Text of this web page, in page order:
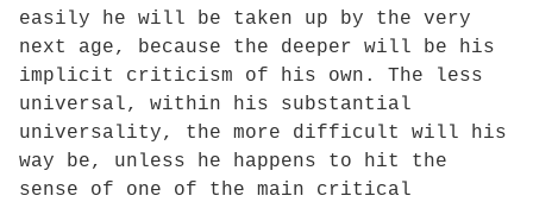
easily he will be taken up by the very
next age, because the deeper will be his
implicit criticism of his own. The less
universal, within his substantial
universality, the more difficult will his
way be, unless he happens to hit the
sense of one of the main critical